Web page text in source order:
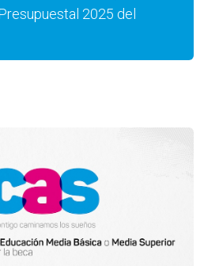
2025 del